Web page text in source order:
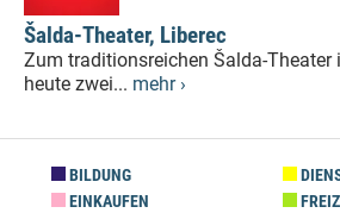
Šalda-Theater, Liberec
Zum traditionsreichen Šalda-Theater
heute zwei... mehr ›
BILDUNG
EINKAUFEN